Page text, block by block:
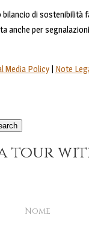
di sostenibilità
anche per
Media Policy | Note
tour
Nome